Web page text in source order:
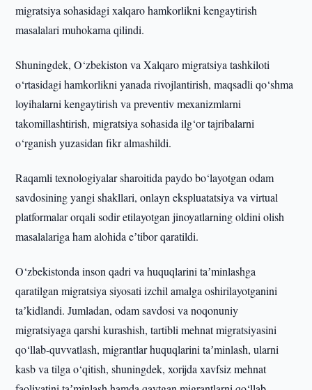
migratsiya sohasidagi xalqaro hamkorlikni kengaytirish
masalalari muhokama qilindi.
Shuningdek, O‘zbekiston va Xalqaro migratsiya tashkiloti
o‘rtasidagi hamkorlikni yanada rivojlantirish, maqsadli qo‘shma
loyihalarni kengaytirish va preventiv mexanizmlarni
takomillashtirish, migratsiya sohasida ilg‘or tajribalarni
o‘rganish yuzasidan fikr almashildi.
Raqamli texnologiyalar sharoitida paydo bo‘layotgan odam
savdosining yangi shakllari, onlayn ekspluatatsiya va virtual
platformalar orqali sodir etilayotgan jinoyatlarning oldini olish
masalalariga ham alohida eʼtibor qaratildi.
O‘zbekistonda inson qadri va huquqlarini taʼminlashga
qaratilgan migratsiya siyosati izchil amalga oshirilayotganini
taʼkidlandi. Jumladan, odam savdosi va noqonuniy
migratsiyaga qarshi kurashish, tartibli mehnat migratsiyasini
qo‘llab-quvvatlash, migrantlar huquqlarini taʼminlash, ularni
kasb va tilga o‘qitish, shuningdek, xorijda xavfsiz mehnat